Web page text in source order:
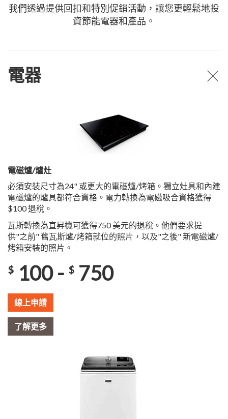
我們透過提供回扣和特別促銷活動，讓您更輕鬆地投
資節能電器和產品。
電器
電磁爐/爐灶
必須安裝尺寸為24" 或更大的電磁爐/烤箱。獨立灶具和內建
電磁爐的爐具都符合資格。電力轉換為電磁吸合資格獲得
$100 退稅。
瓦斯轉換為直昇機可獲得750 美元的退稅。他們要求提
供"之前" 舊瓦斯爐/烤箱就位的照片，以及"之後" 新電磁爐/
烤箱安裝的照片。
$ 100 - $ 750
線上申請
了解更多